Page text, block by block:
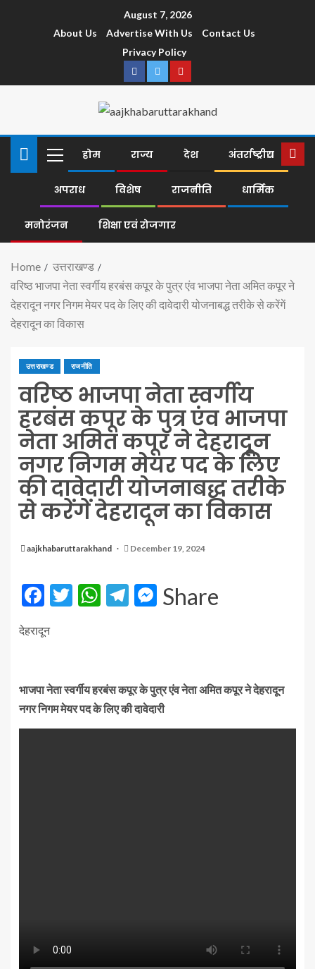
August 7, 2026
About Us
Advertise With Us
Contact Us
Privacy Policy
होम राज्य देश अंतर्राष्ट्रीय
अपराध विशेष राजनीति धार्मिक
मनोरंजन शिक्षा एवं रोजगार
Home
उत्तराखण्ड
वरिष्ठ भाजपा नेता स्वर्गीय हरबंस कपूर के पुत्र एंव भाजपा नेता अमित कपूर ने
देहरादून नगर निगम मेयर पद के लिए की दावेदारी योजनाबद्ध तरीके से करेंगें
देहरादून का विकास
उत्तराखण्ड राजनीति
वरिष्ठ भाजपा नेता स्वर्गीय
हरबंस कपूर के पुत्र एंव भाजपा
नेता अमित कपूर ने देहरादून
नगर निगम मेयर पद के लिए
की दावेदारी योजनाबद्ध तरीके
से करेंगें देहरादून का विकास
aajkhabaruttarakhand December 19, 2024
Facebook
Twitter
WhatsApp
Telegram
Messenger
Share
देहरादून
भाजपा नेता स्वर्गीय हरबंस कपूर के पुत्र एंव नेता अमित कपूर ने देहरादून
नगर निगम मेयर पद के लिए की दावेदारी